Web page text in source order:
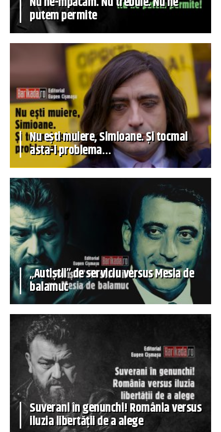
putem permite
Nu ești muiere, Simioane. Și tocmai
asta-i problema…
„Autiștii” de serviciu versus Mesia de
balamuc
Suverani în genunchi! România versus
iluzia libertății de a alege